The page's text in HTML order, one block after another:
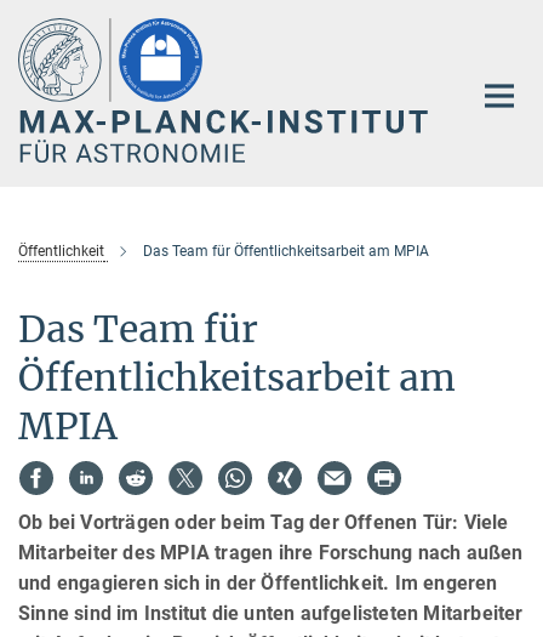
Hauptinhalt
Öffentlichkeit Das Team für Öffentlichkeitsarbeit am MPIA
Das Team für
Öffentlichkeitsarbeit am
MPIA
Ob bei Vorträgen oder beim Tag der Offenen Tür: Viele
Mitarbeiter des MPIA tragen ihre Forschung nach außen
und engagieren sich in der Öffentlichkeit. Im engeren
Sinne sind im Institut die unten aufgelisteten Mitarbeiter